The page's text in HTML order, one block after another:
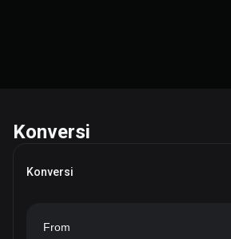
Konversi
Konversi
From